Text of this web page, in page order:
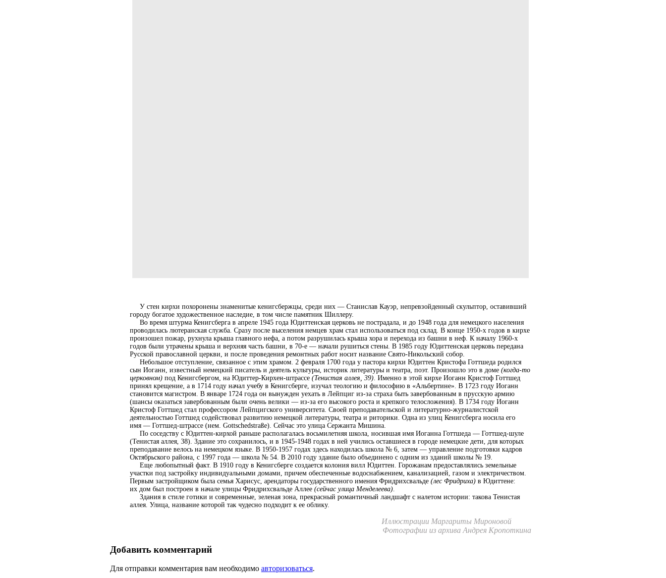
У стен кирхи похоронены знаменитые кенигсбержцы, среди них — Станислав Кауэр, непревзойденный скульптор, оставивший
городу богатое художественное наследие, в том числе памятник Шиллеру.
Во время штурма Кенигсберга в апреле 1945 года Юдиттенская церковь не пострадала, и до 1948 года для немецкого населения
проводилась лютеранская служба. Сразу после выселения немцев храм стал использоваться под склад. В конце 1950‑х годов в кирхе
произошел пожар, рухнула крыша главного нефа, а потом разрушилась крыша хора и перехода из башни в неф. К началу 1960‑х
годов были утрачены крыша и верхняя часть башни, в 70‑е — начали рушиться стены. В 1985 году Юдиттенская церковь передана
Русской православной церкви, и после проведения ремонтных работ носит название Свято-Никольский собор.
Небольшое отступление, связанное с этим храмом. 2 февраля 1700 года у пастора кирхи Юдиттен Кристофа Готтшеда родился
сын Иоганн, известный немецкий писатель и деятель культуры, историк литературы и театра, поэт. Произошло это в доме (когда-то
церковном) под Кенигсбергом, на Юдиттер-Кирхен-штраcсе (Тенистая аллея, 39) . Именно в этой кирхе Иоганн Кристоф Готтшед
принял крещение, а в 1714 году начал учебу в Кенигсберге, изучал теологию и философию в «Альбертине». В 1723 году Иоганн
становится магистром. В январе 1724 года он вынужден уехать в Лейпциг из-за страха быть завербованным в прусскую армию
(шансы оказаться завербованным были очень велики — из-за его высокого роста и крепкого телосложения). В 1734 году Иоганн
Кристоф Готтшед стал профессором Лейпцигского университета. Своей преподавательской и литературно-журналистской
деятельностью Готтшед содействовал развитию немецкой литературы, театра и риторики. Одна из улиц Кенигсберга носила его
имя — Готтшед-штраcсе (нем. Gottschedstraße). Сейчас это улица Сержанта Мишина.
По соседству с Юдиттен-кирхой раньше располагалась восьмилетняя школа, носившая имя Иоганна Готтшеда — Готтшед-шуле
(Тенистая аллея, 38). Здание это сохранилось, и в 1945-1948 годах в ней учились оставшиеся в городе немецкие дети, для которых
преподавание велось на немецком языке. В 1950-1957 годах здесь находилась школа № 6, затем — управление подготовки кадров
Октябрьского района, с 1997 года — школа № 54. В 2010 году здание было объединено с одним из зданий школы № 19.
Еще любопытный факт. В 1910 году в Кенигсберге создается колония вилл Юдиттен. Горожанам предоставлялись земельные
участки под застройку индивидуальными домами, причем обеспеченные водоснабжением, канализацией, газом и электричеством.
Первым застройщиком была семья Харисус, арендаторы государственного имения Фридрихсвальде (лес Фридриха) в Юдиттене:
их дом был построен в начале улицы Фридрихсвальде Аллее (сейчас улица Менделеева)
Здания в стиле готики и современные, зеленая зона, прекрасный романтичный ландшафт с налетом истории: такова Тенистая
аллея. Улица, название которой так чудесно подходит к ее облику.
Иллюстрации Маргариты Мироновой
Фотографии из архива Андрея Кропоткина
Добавить комментарий
Для отправки комментария вам необходимо авторизоваться.